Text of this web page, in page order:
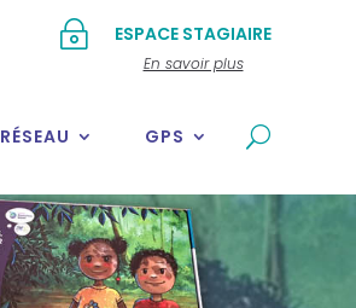
~ ESPACE STAGIAIRE
En savoir plus
GPS